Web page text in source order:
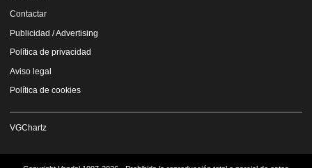
Contactar
Publicidad / Advertising
Política de privacidad
Aviso legal
Política de cookies
VGChartz